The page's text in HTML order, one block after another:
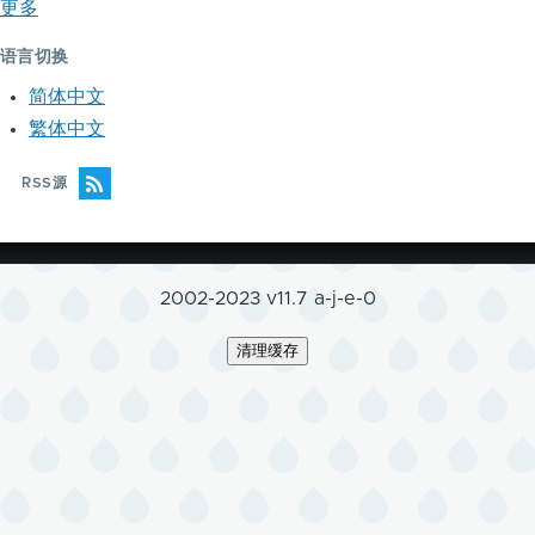
更多
语言切换
简体中文
繁体中文
RSS源
2002-2023 v11.7 a-j-e-0